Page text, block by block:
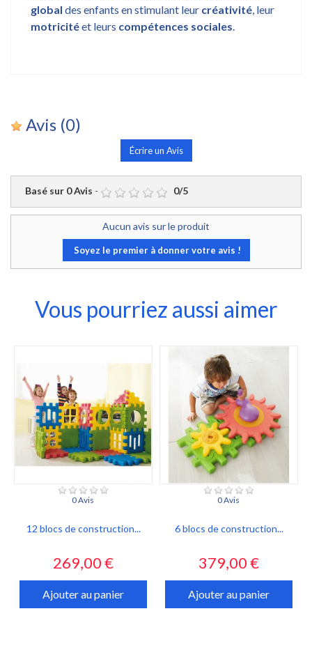
global des enfants en stimulant leur créativité, leur
motricitéet leurs compétences sociales.
Avis (0)
Écrire un Avis
Basé sur 0Avis - 0/5
Aucun avis sur le produit
Soyez le premier à donner votre avis !
Vous pourriez aussi aimer
0 Avis
12 blocs de construction...
Prix
269,00 €
Ajouter au panier
0 Avis
6 blocs de construction...
Prix
379,00 €
Ajouter au panier